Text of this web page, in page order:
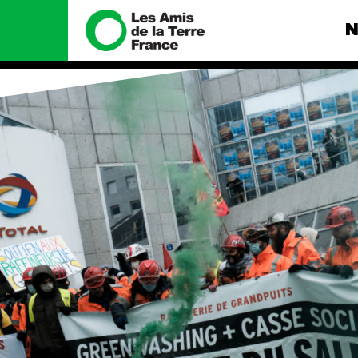
Nous connaître
Histoire
Manifeste
Missions et méthodes
Valeurs
Équipes et
fonctionnement
Le réseau dans le monde
Nos alliés
Je soutiens les Amis de la
Terre
Nos
Total, rendez-
tribunal
Gaz « naturel
enfumage
Mode : une
destructrice
Gaz au
violence
Nos autres